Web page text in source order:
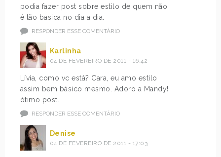
podia fazer post sobre estilo de quem não
é tão basica no dia a dia.
RESPONDER ESSE COMENTÁRIO
Karlinha
04 DE FEVEREIRO DE 2011 - 16:42
Lívia, como vc está? Cara, eu amo estilo
assim bem básico mesmo. Adoro a Mandy!
ótimo post.
RESPONDER ESSE COMENTÁRIO
Denise
04 DE FEVEREIRO DE 2011 - 17:03